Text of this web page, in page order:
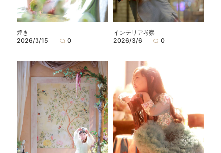
煌き
2026/3/15
0
インテリア考察
2026/3/6
0